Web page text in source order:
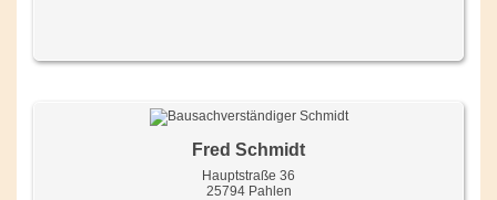
Fred Schmidt
Hauptstraße 36
25794 Pahlen